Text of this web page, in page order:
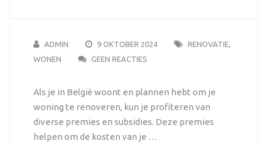
ADMIN 9 OKTOBER 2024 RENOVATIE,
WONEN
GEEN REACTIES
Als je in België woont en plannen hebt om je
woning te renoveren, kun je profiteren van
diverse premies en subsidies. Deze premies
helpen om de kosten van je …